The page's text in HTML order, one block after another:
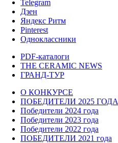
Telegram
Дзен
Яндекс Ритм
Pinterest
Одноклассники
PDF-каталоги
THE CERAMIC NEWS
ГРАНД-ТУР
О КОНКУРСЕ
ПОБЕДИТЕЛИ 2025 ГОДА
Победители 2024 года
Победители 2023 года
Победители 2022 года
ПОБЕДИТЕЛИ 2021 года